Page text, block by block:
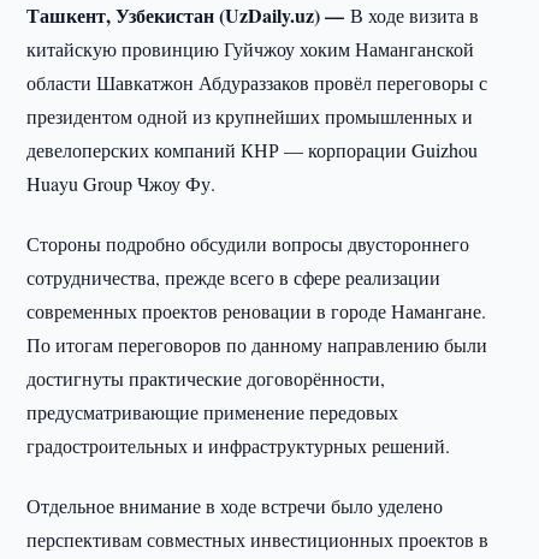
Ташкент, Узбекистан (UzDaily.uz) —В ходе визита в
китайскую провинцию Гуйчжоу хоким Наманганской
области Шавкатжон Абдураззаков провёл переговоры с
президентом одной из крупнейших промышленных и
девелоперских компаний КНР — корпорации Guizhou
Huayu Group Чжоу Фу.
Стороны подробно обсудили вопросы двустороннего
сотрудничества, прежде всего в сфере реализации
современных проектов реновации в городе Намангане.
По итогам переговоров по данному направлению были
достигнуты практические договорённости,
предусматривающие применение передовых
градостроительных и инфраструктурных решений.
Отдельное внимание в ходе встречи было уделено
перспективам совместных инвестиционных проектов в